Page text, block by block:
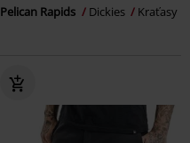
Pelican Rapids Dickies Kraťasy